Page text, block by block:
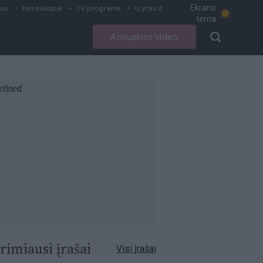
Horoskopai TV programa Lrytas.lt
Ekrano
tema
Atsiųskite video
įrašai Visi įrašai